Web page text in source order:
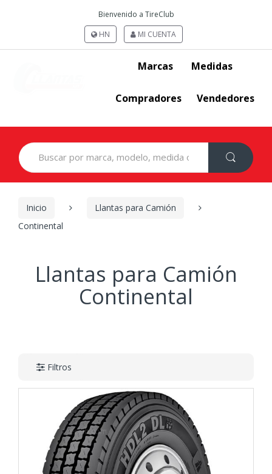
Bienvenido a TireClub
HN
MI CUENTA
Marcas Medidas
Compradores Vendedores
Search
for:
Inicio
Llantas para Camión
Continental
Llantas para Camión
Continental
Filtros